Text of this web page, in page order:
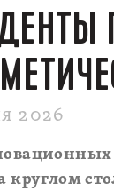
2026
круглом